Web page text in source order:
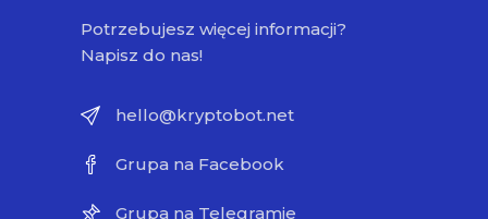
Potrzebujesz więcej informacji?
Napisz do nas!
hello@kryptobot.net
Grupa na Facebook
Grupa na Telegramie